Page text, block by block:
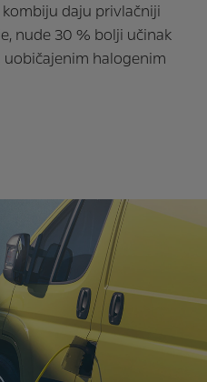
daju privlačniji
nude 30 % bolji učinak
halogenim